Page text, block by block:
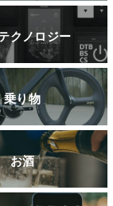
クノロジー
乗り物
お酒